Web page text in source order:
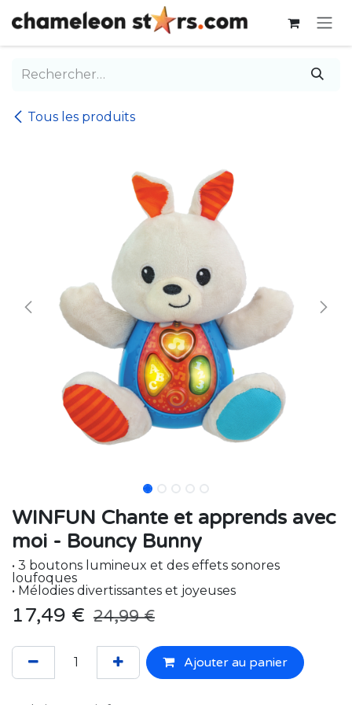
Se rendre au contenu
Tous les produits
WINFUN Chante et apprends avec
moi - Bouncy Bunny
• 3 boutons lumineux et des effets sonores
loufoques
• Mélodies divertissantes et joyeuses
17,49 € 24,99€
Ajouter au panier